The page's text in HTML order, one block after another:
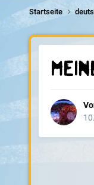
Startseite